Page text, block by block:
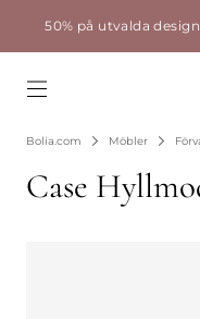
50% på utvalda
Bolia.com Möbler
Case